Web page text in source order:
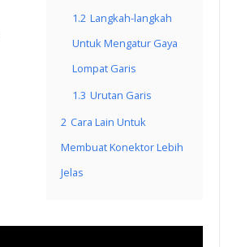
1.2 Langkah-langkah
Untuk Mengatur Gaya
Lompat Garis
1.3 Urutan Garis
2 Cara Lain Untuk
Membuat Konektor Lebih
Jelas